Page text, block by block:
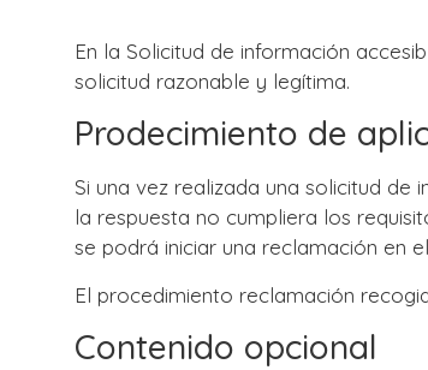
En la Solicitud de información
solicitud razonable y legítima.
Prodecimiento de
Si una vez realizada una solicitud
la respuesta no cumpliera los
se podrá iniciar una reclamación en
El procedimiento reclamación
Contenido opcional